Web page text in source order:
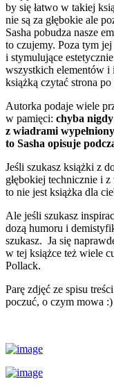
by się łatwo w takiej
nie są za głębokie ale
Sasha pobudza nasze
to czujemy. Poza tym jej
i stymulujące
wszystkich elementów i
książką czytać strona
Autorka podaje wiele
w pamięci: chyba
z wiadrami
to Sasha opisuje
Jeśli szukasz książki z
głębokiej technicznie i
to nie jest książka dla
Ale jeśli szukasz
dozą humoru i
szukasz. Ja się
w tej książce też wiele
Pollack.
Parę zdjęć ze spisu
poczuć, o czym mowa :)